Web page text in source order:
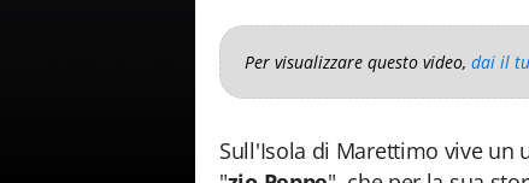
Per visualizzare questo video, dai il
Sull'Isola di Marettimo vive un